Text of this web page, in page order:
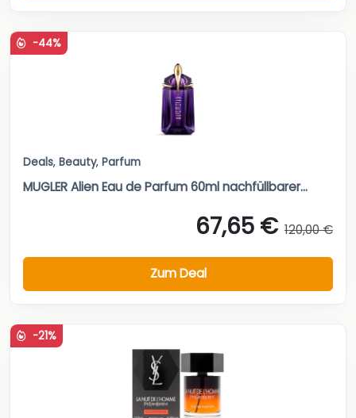
-44%
Deals, Beauty, Parfum
MUGLER Alien Eau de Parfum 60ml nachfüllbarer...
67,65 € 120,00 €
Zum Deal
-21%